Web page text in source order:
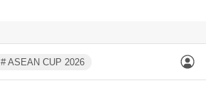
# ASEAN CUP 2026